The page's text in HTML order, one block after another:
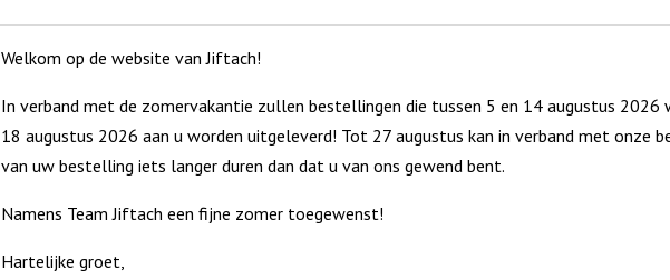
Houten Politieauto met rubberen
wielen
€16,95
Welkom op de website van Jiftach!
In verband met de zomervakantie zullen bestellingen die tussen 5 en 14 augustus
18 augustus 2026 aan u worden uitgeleverd! Tot 27 augustus kan in verband met onze
van uw bestelling iets langer duren dan dat u van ons gewend bent.
Namens Team Jiftach een fijne zomer toegewenst!
Hartelijke groet,